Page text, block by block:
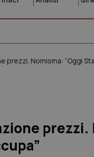
prezzi. Nomisma: “Oggi
prezzi.